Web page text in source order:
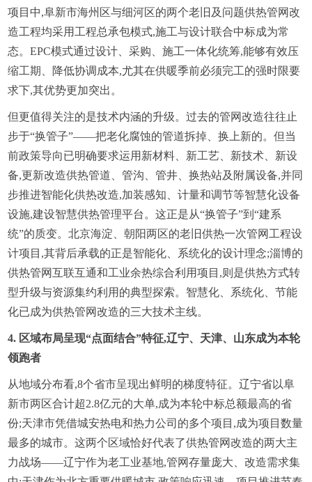
项目中,阜新市海州区与细河区的两个老旧及问题供热管网改
造工程均采用工程总承包模式,施工与设计联合中标成为常
态。EPC模式通过设计、采购、施工一体化统筹,能够有效压
缩工期、降低协调成本,尤其在供暖季前必须完工的强时限要
求下,其优势更加突出。
但更值得关注的是技术内涵的升级。过去的管网改造往往止
步于“换管子”——把老化腐蚀的管道拆掉、换上新的。但当
前政策导向已明确要求运用新材料、新工艺、新技术、新设
备,更新改造供热管道、管沟、管井、换热站及附属设备,并同
步推进智能化供热改造,加装感知、计量和调节等智慧化设备
设施,建设智慧供热管理平台。这正是从“换管子”到“建系
统”的质变。北京海淀、朝阳两区的老旧供热一次管网工程设
计项目,其背后承载的正是智能化、系统化的设计理念;淄博的
供热管网互联互通和工业余热综合利用项目,则是供热方式转
型升级与资源集约利用的典型探索。智慧化、系统化、节能
化已成为供热管网改造的三大技术主线。
4. 区域布局呈现“点面结合”特征,辽宁、天津、山东成为本轮
领跑者
从地域分布看,8个省市呈现出鲜明的梯度特征。辽宁省以阜
新市两区合计超2.8亿元的大单,成为本轮中标总额最高的省
份;天津市凭借城安热电和热力公司的多个项目,成为项目数量
最多的城市。这两个区域恰好代表了供热管网改造的两大主
力战场——辽宁作为老工业基地,管网存量庞大、改造需求集